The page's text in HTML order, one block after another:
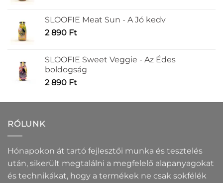
SLOOFIE Meat Sun - A Jó kedv
2 890 Ft
SLOOFIE Sweet Veggie - Az Édes
boldogság
2 890 Ft
RÓLUNK
Hónapokon át tartó fejlesztői munka és tesztelés
után, sikerült megtalálni a megfelelő alapanyagokat
és technikákat, hogy a termékek ne csak sokfélék